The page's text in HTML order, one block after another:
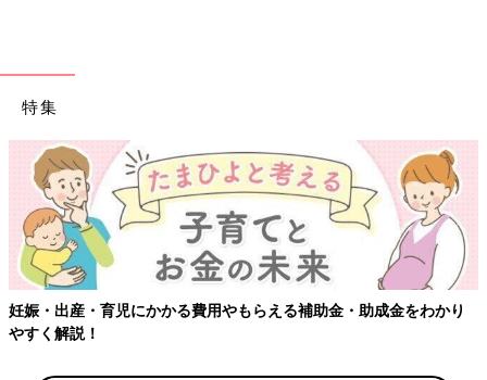
特集
成金をわかり 【ワクチン接種できるものも】妊婦の感染症対策